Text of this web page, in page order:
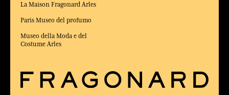
La Maison Fragonard Arles
Paris Museo del profumo
Museo della Moda e del
Costume Arles